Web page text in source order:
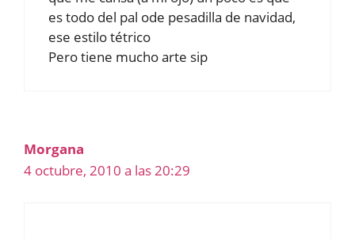
es todo del pal ode pesadilla de navidad,
ese estilo tétrico
Pero tiene mucho arte sip
Morgana
4 octubre, 2010 a las 20:29